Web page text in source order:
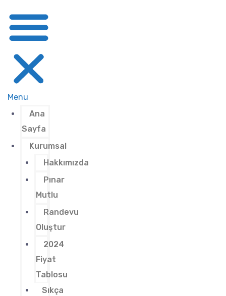
Menu
Ana
Sayfa
Kurumsal
Hakkımızda
Pınar
Mutlu
Randevu
Oluştur
2024
Fiyat
Tablosu
Sıkça